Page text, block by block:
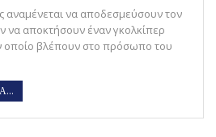
αναμένεται να αποδεσμεύσουν τον
να αποκτήσουν έναν γκολκίπερ
οποίο βλέπουν στο πρόσωπο του